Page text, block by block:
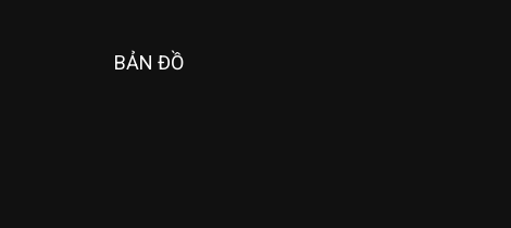
BẢN ĐỒ